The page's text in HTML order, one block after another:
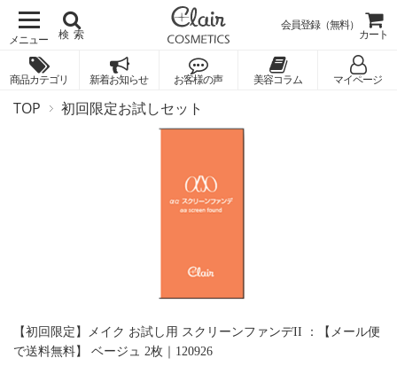
検索
会員登録（無料）
カート
商品カテゴリ 新着お知らせ お客様の声 美容コラム マイページ
TOP 初回限定お試しセット
【初回限定】メイク お試し用 スクリーンファンデII ：【メール便
で送料無料】 ベージュ 2枚｜120926